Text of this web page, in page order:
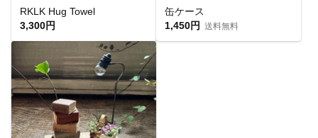
RKLK Hug Towel
3,300円
缶ケース
1,450円 送料無料